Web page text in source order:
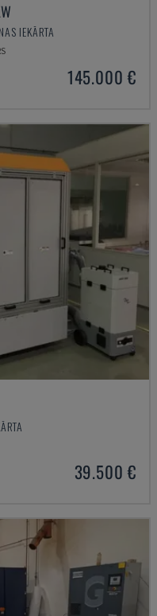
IEKĀRTA
145.000 €
39.500 €